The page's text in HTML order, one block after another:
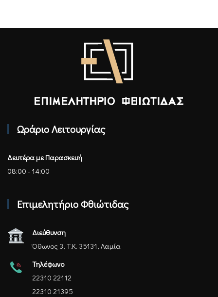
Ωράριο Λειτουργίας
Δευτέρα με Παρασκευή
08:00 - 14:00
Επιμελητήριο Φθιώτιδας
Διεύθυνση
Όθωνος 3, Τ.Κ. 35131, Λαμία
Τηλέφωνο
22310 22112
22310 21395